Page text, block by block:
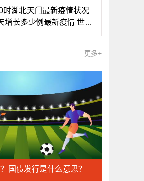
时湖北天门最新疫情状况
增长多少例最新疫情 世界
更多+
国债发行是什么意思？